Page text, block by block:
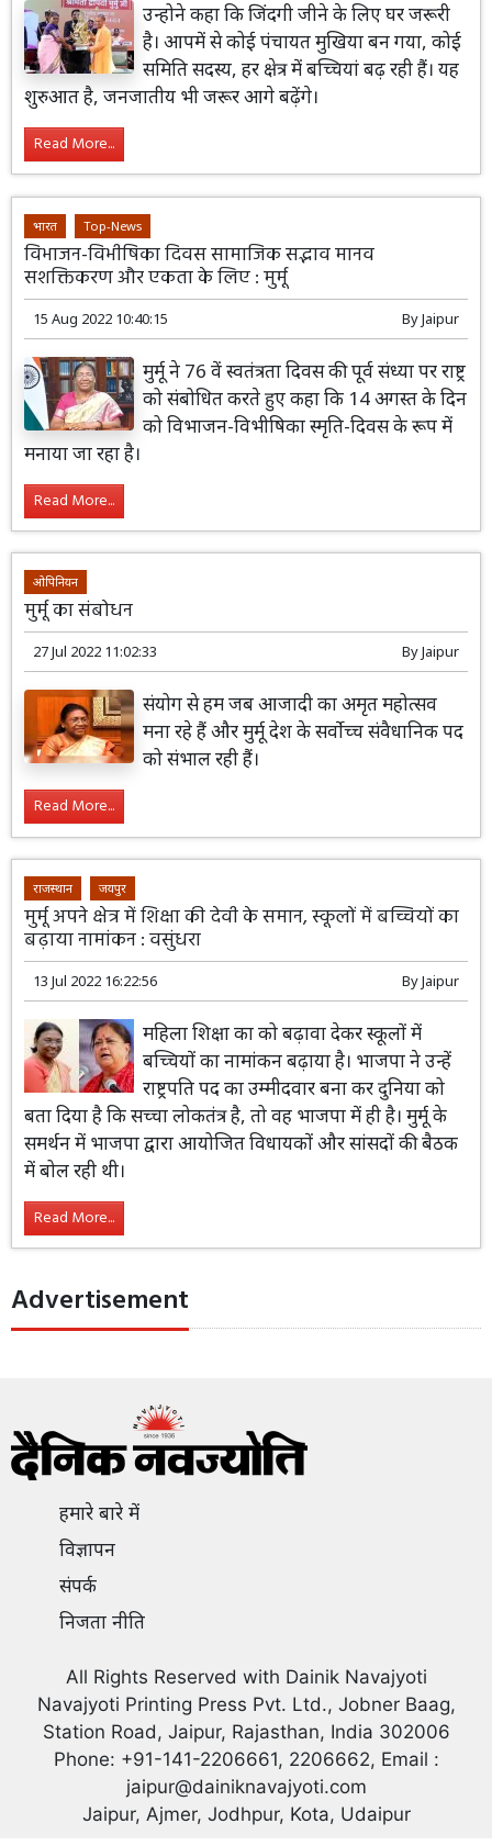
उन्होने कहा कि जिंदगी जीने के लिए घर जरूरी
है। आपमें से कोई पंचायत मुखिया बन गया, कोई
समिति सदस्य, हर क्षेत्र में बच्चियां बढ़ रही हैं। यह
शुरुआत है, जनजातीय भी जरूर आगे बढ़ेंगे।
Read More...
भारत Top-News
विभाजन-विभीषिका दिवस सामाजिक सद्भाव मानव
सशक्तिकरण और एकता के लिए : मुर्मू
15 Aug 2022 10:40:15 ByJaipur
मुर्मू ने 76 वें स्वतंत्रता दिवस की पूर्व संध्या पर राष्ट्र
को संबोधित करते हुए कहा कि 14 अगस्त के दिन
को विभाजन-विभीषिका स्मृति-दिवस के रूप में
मनाया जा रहा है।
Read More...
ओपिनियन
मुर्मू का संबोधन
27 Jul 2022 11:02:33 ByJaipur
संयोग से हम जब आजादी का अमृत महोत्सव
मना रहे हैं और मुर्मू देश के सर्वोच्च संवैधानिक पद
को संभाल रही हैं।
Read More...
राजस्थान जयपुर
मुर्मू अपने क्षेत्र में शिक्षा की देवी के समान, स्कूलों में बच्चियों का
बढ़ाया नामांकन : वसुंधरा
13 Jul 2022 16:22:56 ByJaipur
महिला शिक्षा का को बढ़ावा देकर स्कूलों में
बच्चियों का नामांकन बढ़ाया है। भाजपा ने उन्हें
राष्ट्रपति पद का उम्मीदवार बना कर दुनिया को
बता दिया है कि सच्चा लोकतंत्र है, तो वह भाजपा में ही है। मुर्मू के
समर्थन में भाजपा द्वारा आयोजित विधायकों और सांसदों की बैठक
में बोल रही थी।
Read More...
Advertisement
हमारे बारे में
विज्ञापन
संपर्क
निजता नीति
All Rights Reserved with Dainik Navajyoti
Navajyoti Printing Press Pvt. Ltd., Jobner Baag,
Station Road, Jaipur, Rajasthan, India 302006
Phone: +91-141-2206661, 2206662, Email :
jaipur@dainiknavajyoti.com
Jaipur, Ajmer, Jodhpur, Kota, Udaipur